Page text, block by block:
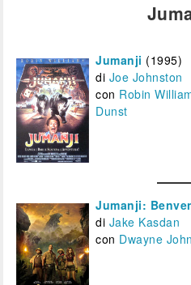
Jumanji (1995)
di Joe Johnston
con Robin
Dunst
Jumanji:
di Jake Kasdan
con Dwayne